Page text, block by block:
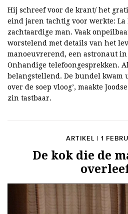
Hij schreef voor de krant/ het
eind jaren tachtig voor werkte: La
zachtaardige man. Vaak
worstelend met details van het
manoeuvrerend, een astronaut
Onhandige telefoongesprekken.
belangstellend. De bundel kwam
over de soep vloog’, maakte
zin tastbaar.
ARTIKEL | 1
De kok die de